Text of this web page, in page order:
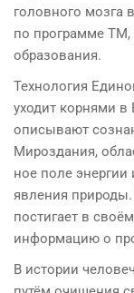
головного мозга
по программе ТМ,
образования.
Технология
уходит корнями в
описывают
Мироздания,
ное поле энергии
явления
постигает в
информацию о
В истории